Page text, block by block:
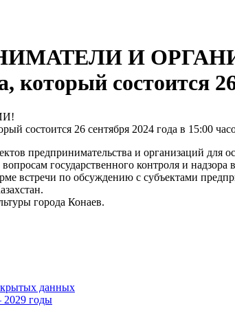
И
который состоится
состоится 26 сентября 2024 года в 15:00
предпринимательства и организаций для
государственного контроля и
встречи по обсуждению с субъектами
города Конаев.
данных
2029 годы